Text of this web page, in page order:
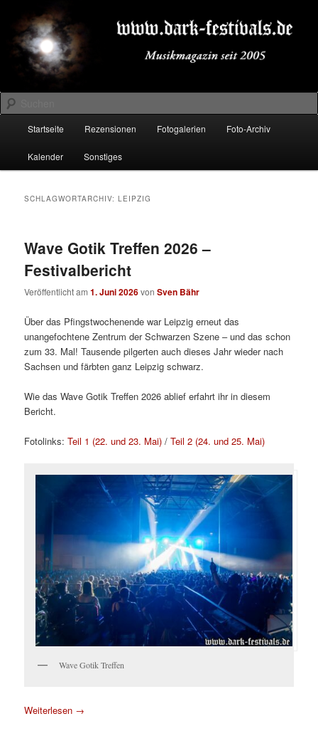
primären
Inhalt
springen
sekundären
Inhalt
springenDARK-FESTIVALS.DE
Suchen
Startseite Rezensionen Fotogalerien Foto-Archiv
Kalender Sonstiges
SCHLAGWORTARCHIV:LEIPZIG
Wave Gotik Treffen 2026 –
Festivalbericht
Veröffentlicht am1. Juni 2026vonSven Bähr
Über das Pfingstwochenende war Leipzig erneut das
unangefochtene Zentrum der Schwarzen Szene – und das schon
zum 33. Mal! Tausende pilgerten auch dieses Jahr wieder nach
Sachsen und färbten ganz Leipzig schwarz.
Wie das Wave Gotik Treffen 2026 ablief erfahrt ihr in diesem
Bericht.
Fotolinks:Teil 1 (22. und 23. Mai) /Teil 2 (24. und 25. Mai)
Wave Gotik Treffen
Weiterlesen →